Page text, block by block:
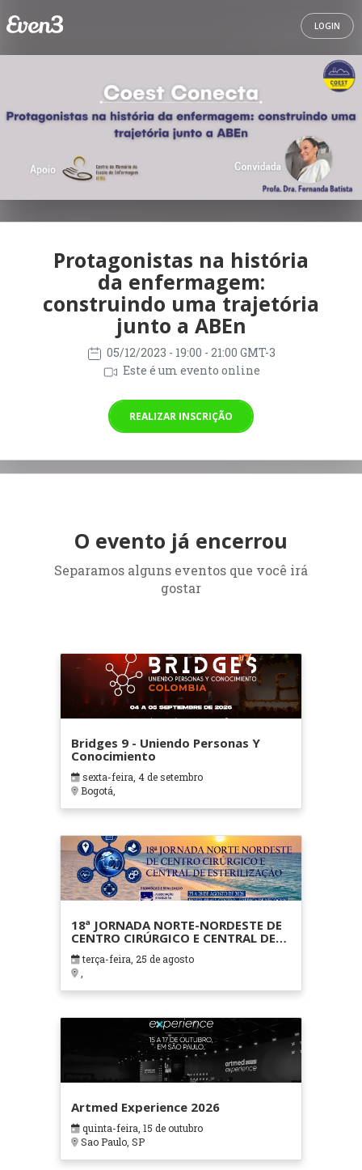
LOGIN
Protagonistas na história
da enfermagem:
construindo uma trajetória
junto a ABEn
05/12/2023 - 19:00 - 21:00 GMT-3
Este é um evento online
REALIZAR INSCRIÇÃO
O evento já encerrou
Separamos alguns eventos que você irá
gostar
Bridges 9 - Uniendo Personas Y
Conocimiento
sexta-feira, 4 de setembro
Bogotá,
18ª JORNADA NORTE-NORDESTE DE
CENTRO CIRÚRGICO E CENTRAL DE
ESTERILIZAÇÃO
terça-feira, 25 de agosto
,
Artmed Experience 2026
quinta-feira, 15 de outubro
Sao Paulo, SP